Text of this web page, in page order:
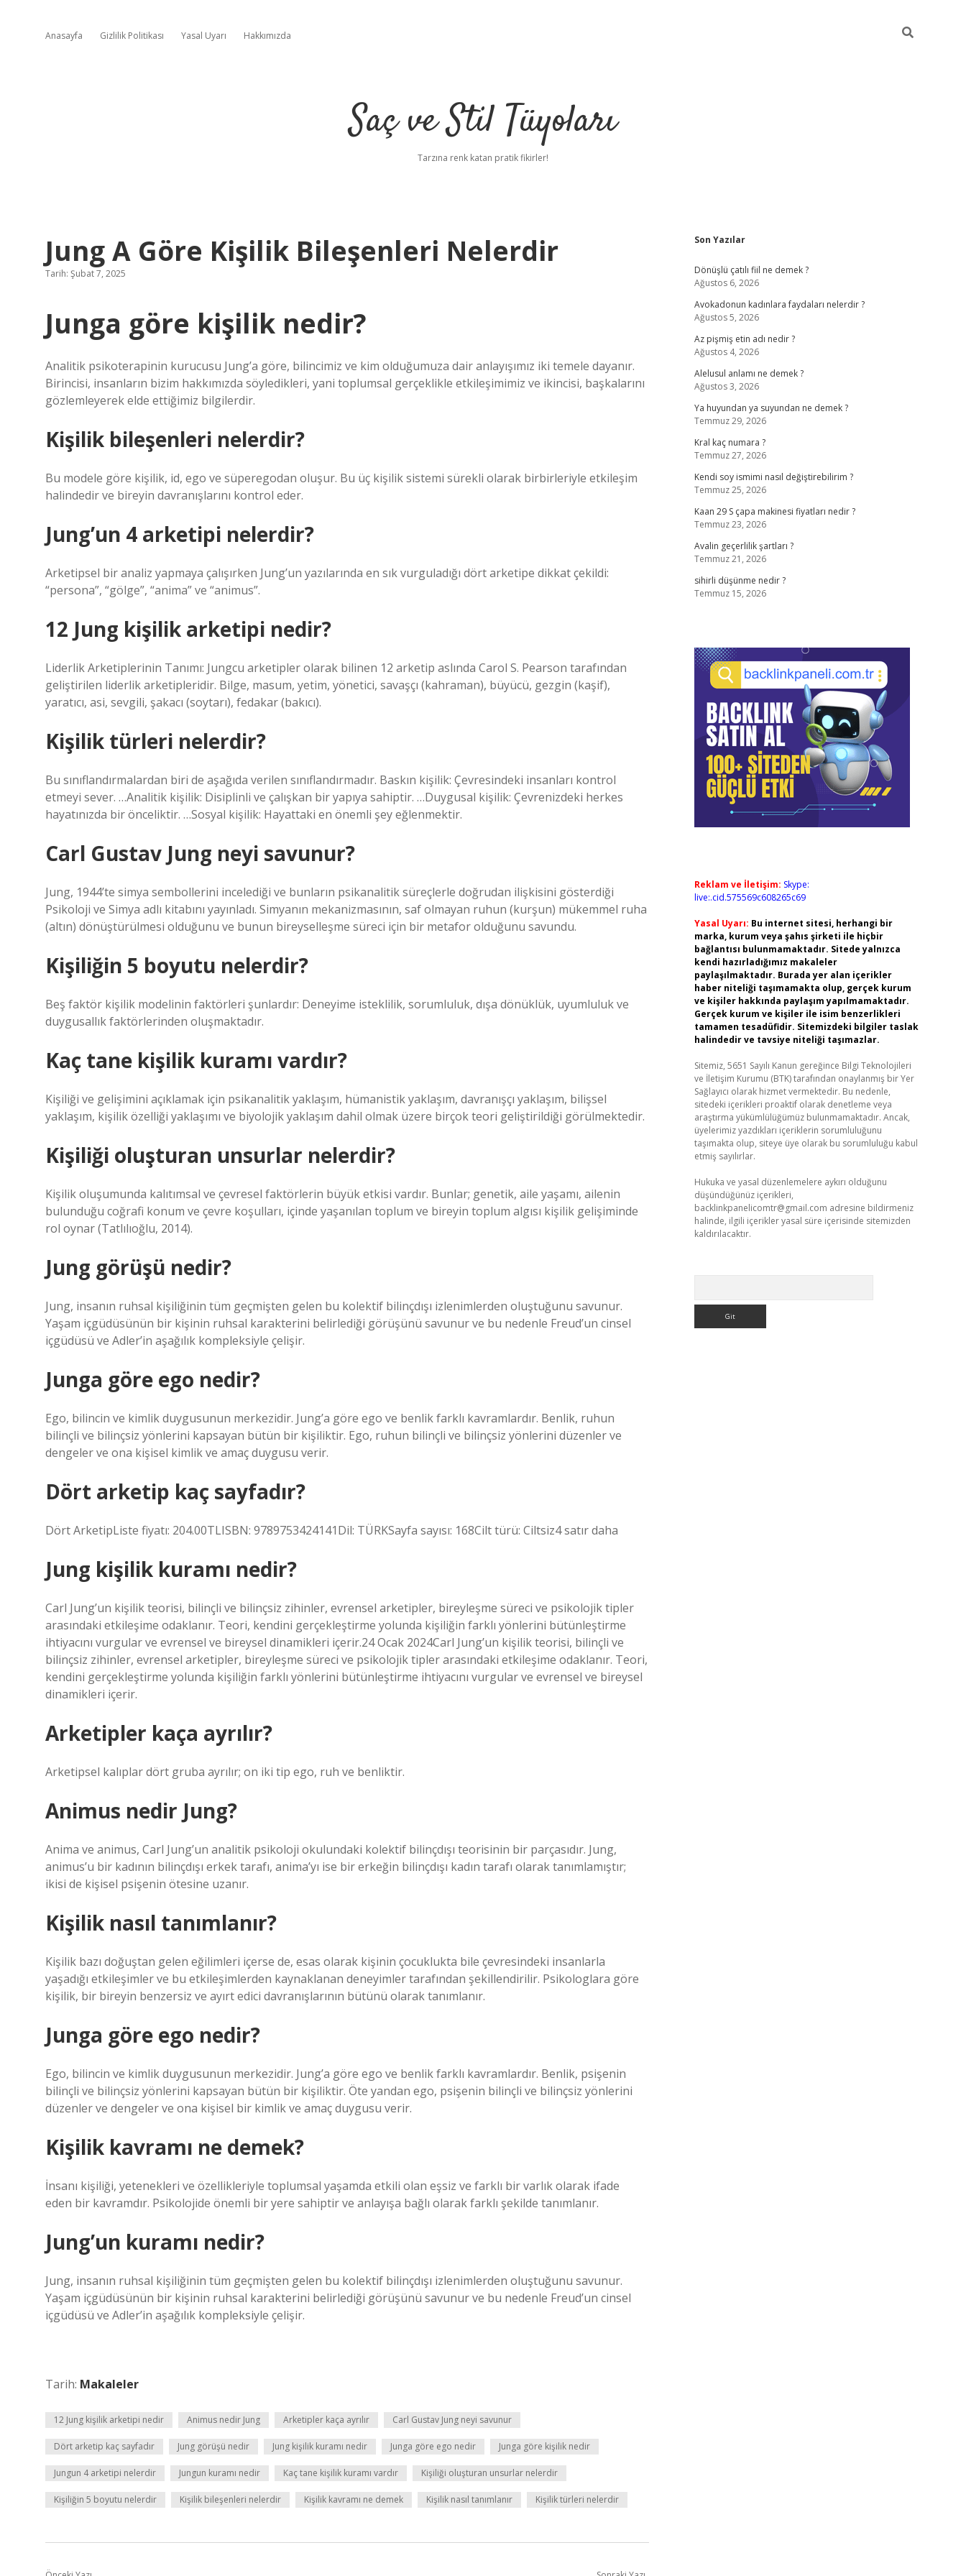
Anasayfa Gizlilik Politikası Yasal Uyarı Hakkımızda
Saç ve Stil Tüyoları
Tarzına renk katan pratik fikirler!
Jung A Göre Kişilik Bileşenleri Nelerdir
Tarih: Şubat 7, 2025
Junga göre kişilik nedir?
Analitik psikoterapinin kurucusu Jung’a göre, bilincimiz ve kim olduğumuza dair anlayışımız iki temele dayanır.
Birincisi, insanların bizim hakkımızda söyledikleri, yani toplumsal gerçeklikle etkileşimimiz ve ikincisi, başkalarını
gözlemleyerek elde ettiğimiz bilgilerdir.
Kişilik bileşenleri nelerdir?
Bu modele göre kişilik, id, ego ve süperegodan oluşur. Bu üç kişilik sistemi sürekli olarak birbirleriyle etkileşim
halindedir ve bireyin davranışlarını kontrol eder.
Jung’un 4 arketipi nelerdir?
Arketipsel bir analiz yapmaya çalışırken Jung’un yazılarında en sık vurguladığı dört arketipe dikkat çekildi:
“persona”, “gölge”, “anima” ve “animus”.
12 Jung kişilik arketipi nedir?
Liderlik Arketiplerinin Tanımı: Jungcu arketipler olarak bilinen 12 arketip aslında Carol S. Pearson tarafından
geliştirilen liderlik arketipleridir. Bilge, masum, yetim, yönetici, savaşçı (kahraman), büyücü, gezgin (kaşif),
yaratıcı, asi, sevgili, şakacı (soytarı), fedakar (bakıcı).
Kişilik türleri nelerdir?
Bu sınıflandırmalardan biri de aşağıda verilen sınıflandırmadır. Baskın kişilik: Çevresindeki insanları kontrol
etmeyi sever. …Analitik kişilik: Disiplinli ve çalışkan bir yapıya sahiptir. …Duygusal kişilik: Çevrenizdeki herkes
hayatınızda bir önceliktir. …Sosyal kişilik: Hayattaki en önemli şey eğlenmektir.
Carl Gustav Jung neyi savunur?
Jung, 1944’te simya sembollerini incelediği ve bunların psikanalitik süreçlerle doğrudan ilişkisini gösterdiği
Psikoloji ve Simya adlı kitabını yayınladı. Simyanın mekanizmasının, saf olmayan ruhun (kurşun) mükemmel ruha
(altın) dönüştürülmesi olduğunu ve bunun bireyselleşme süreci için bir metafor olduğunu savundu.
Kişiliğin 5 boyutu nelerdir?
Beş faktör kişilik modelinin faktörleri şunlardır: Deneyime isteklilik, sorumluluk, dışa dönüklük, uyumluluk ve
duygusallık faktörlerinden oluşmaktadır.
Kaç tane kişilik kuramı vardır?
Kişiliği ve gelişimini açıklamak için psikanalitik yaklaşım, hümanistik yaklaşım, davranışçı yaklaşım, bilişsel
yaklaşım, kişilik özelliği yaklaşımı ve biyolojik yaklaşım dahil olmak üzere birçok teori geliştirildiği görülmektedir.
Kişiliği oluşturan unsurlar nelerdir?
Kişilik oluşumunda kalıtımsal ve çevresel faktörlerin büyük etkisi vardır. Bunlar; genetik, aile yaşamı, ailenin
bulunduğu coğrafi konum ve çevre koşulları, içinde yaşanılan toplum ve bireyin toplum algısı kişilik gelişiminde
rol oynar (Tatlılıoğlu, 2014).
Jung görüşü nedir?
Jung, insanın ruhsal kişiliğinin tüm geçmişten gelen bu kolektif bilinçdışı izlenimlerden oluştuğunu savunur.
Yaşam içgüdüsünün bir kişinin ruhsal karakterini belirlediği görüşünü savunur ve bu nedenle Freud’un cinsel
içgüdüsü ve Adler’in aşağılık kompleksiyle çelişir.
Junga göre ego nedir?
Ego, bilincin ve kimlik duygusunun merkezidir. Jung’a göre ego ve benlik farklı kavramlardır. Benlik, ruhun
bilinçli ve bilinçsiz yönlerini kapsayan bütün bir kişiliktir. Ego, ruhun bilinçli ve bilinçsiz yönlerini düzenler ve
dengeler ve ona kişisel kimlik ve amaç duygusu verir.
Dört arketip kaç sayfadır?
Dört ArketipListe fiyatı: 204.00TLISBN: 9789753424141Dil: TÜRKSayfa sayısı: 168Cilt türü: Ciltsiz4 satır daha
Jung kişilik kuramı nedir?
Carl Jung’un kişilik teorisi, bilinçli ve bilinçsiz zihinler, evrensel arketipler, bireyleşme süreci ve psikolojik tipler
arasındaki etkileşime odaklanır. Teori, kendini gerçekleştirme yolunda kişiliğin farklı yönlerini bütünleştirme
ihtiyacını vurgular ve evrensel ve bireysel dinamikleri içerir.24 Ocak 2024Carl Jung’un kişilik teorisi, bilinçli ve
bilinçsiz zihinler, evrensel arketipler, bireyleşme süreci ve psikolojik tipler arasındaki etkileşime odaklanır. Teori,
kendini gerçekleştirme yolunda kişiliğin farklı yönlerini bütünleştirme ihtiyacını vurgular ve evrensel ve bireysel
dinamikleri içerir.
Arketipler kaça ayrılır?
Arketipsel kalıplar dört gruba ayrılır; on iki tip ego, ruh ve benliktir.
Animus nedir Jung?
Anima ve animus, Carl Jung’un analitik psikoloji okulundaki kolektif bilinçdışı teorisinin bir parçasıdır. Jung,
animus’u bir kadının bilinçdışı erkek tarafı, anima’yı ise bir erkeğin bilinçdışı kadın tarafı olarak tanımlamıştır;
ikisi de kişisel psişenin ötesine uzanır.
Kişilik nasıl tanımlanır?
Kişilik bazı doğuştan gelen eğilimleri içerse de, esas olarak kişinin çocuklukta bile çevresindeki insanlarla
yaşadığı etkileşimler ve bu etkileşimlerden kaynaklanan deneyimler tarafından şekillendirilir. Psikologlara göre
kişilik, bir bireyin benzersiz ve ayırt edici davranışlarının bütünü olarak tanımlanır.
Junga göre ego nedir?
Ego, bilincin ve kimlik duygusunun merkezidir. Jung’a göre ego ve benlik farklı kavramlardır. Benlik, psişenin
bilinçli ve bilinçsiz yönlerini kapsayan bütün bir kişiliktir. Öte yandan ego, psişenin bilinçli ve bilinçsiz yönlerini
düzenler ve dengeler ve ona kişisel bir kimlik ve amaç duygusu verir.
Kişilik kavramı ne demek?
İnsanı kişiliği, yetenekleri ve özellikleriyle toplumsal yaşamda etkili olan eşsiz ve farklı bir varlık olarak ifade
eden bir kavramdır. Psikolojide önemli bir yere sahiptir ve anlayışa bağlı olarak farklı şekilde tanımlanır.
Jung’un kuramı nedir?
Jung, insanın ruhsal kişiliğinin tüm geçmişten gelen bu kolektif bilinçdışı izlenimlerden oluştuğunu savunur.
Yaşam içgüdüsünün bir kişinin ruhsal karakterini belirlediği görüşünü savunur ve bu nedenle Freud’un cinsel
içgüdüsü ve Adler’in aşağılık kompleksiyle çelişir.
Tarih: Makaleler
12 Jung kişilik arketipi nedir Animus nedir Jung Arketipler kaça ayrılır Carl Gustav Jung neyi savunur
Dört arketip kaç sayfadır Jung görüşü nedir Jung kişilik kuramı nedir Junga göre ego nedir Junga göre kişilik nedir
Jungun 4 arketipi nelerdir Jungun kuramı nedir Kaç tane kişilik kuramı vardır Kişiliği oluşturan unsurlar nelerdir
Kişiliğin 5 boyutu nelerdir Kişilik bileşenleri nelerdir Kişilik kavramı ne demek Kişilik nasıl tanımlanır Kişilik türleri nelerdir
Sidebar
Son Yazılar
Dönüşlü çatılı fiil ne demek ?
Ağustos 6, 2026
Avokadonun kadınlara faydaları nelerdir ?
Ağustos 5, 2026
Az pişmiş etin adı nedir ?
Ağustos 4, 2026
Alelusul anlamı ne demek ?
Ağustos 3, 2026
Ya huyundan ya suyundan ne demek ?
Temmuz 29, 2026
Kral kaç numara ?
Temmuz 27, 2026
Kendi soy ismimi nasıl değiştirebilirim ?
Temmuz 25, 2026
Kaan 29 S çapa makinesi fiyatları nedir ?
Temmuz 23, 2026
Avalin geçerlilik şartları ?
Temmuz 21, 2026
sihirli düşünme nedir ?
Temmuz 15, 2026
Reklam ve İletişim: Skype:
live:.cid.575569c608265c69
Yasal Uyarı: Bu internet sitesi, herhangi bir
marka, kurum veya şahıs şirketi ile hiçbir
bağlantısı bulunmamaktadır. Sitede yalnızca
kendi hazırladığımız makaleler
paylaşılmaktadır. Burada yer alan içerikler
haber niteliği taşımamakta olup, gerçek kurum
ve kişiler hakkında paylaşım yapılmamaktadır.
Gerçek kurum ve kişiler ile isim benzerlikleri
tamamen tesadüfidir. Sitemizdeki bilgiler taslak
halindedir ve tavsiye niteliği taşımazlar.
Sitemiz, 5651 Sayılı Kanun gereğince Bilgi Teknolojileri
ve İletişim Kurumu (BTK) tarafından onaylanmış bir Yer
Sağlayıcı olarak hizmet vermektedir. Bu nedenle,
sitedeki içerikleri proaktif olarak denetleme veya
araştırma yükümlülüğümüz bulunmamaktadır. Ancak,
üyelerimiz yazdıkları içeriklerin sorumluluğunu
taşımakta olup, siteye üye olarak bu sorumluluğu kabul
etmiş sayılırlar.
Hukuka ve yasal düzenlemelere aykırı olduğunu
düşündüğünüz içerikleri,
backlinkpanelicomtr@gmail.com adresine bildirmeniz
halinde, ilgili içerikler yasal süre içerisinde sitemizden
kaldırılacaktır.